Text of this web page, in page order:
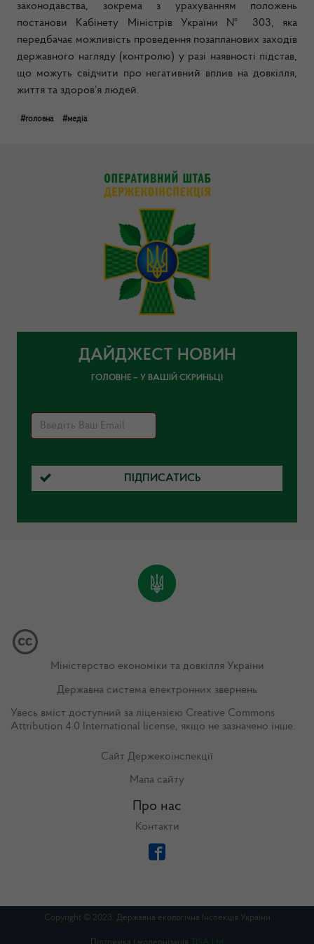
законодавства, зокрема з урахуванням положень
постанови Кабінету Міністрів України № 303, яка
передбачає можливість проведення позапланових заходів
державного нагляду (контролю) у разі наявності підстав,
що можуть свідчити про негативний вплив на довкілля,
життя та здоров’я людей.
#головна #медіа
ДАЙДЖЕСТ НОВИН
ГОЛОВНЕ – У ВАШІЙ СКРИНЬЦІ
ПІДПИСАТИСЬ
Міністерство економіки та довкілля України
Державна система електронних звернень
Увесь вміст доступний за ліцензією Creative Commons
Attribution 4.0 International license, якщо не зазначено інше.
Сайт Держекоінспекції
Мапа сайту
Про нас
Контакти
Copyright © 2023. Державна екологічна Інспекція України
Підтримка і модернізація TISA Ltd